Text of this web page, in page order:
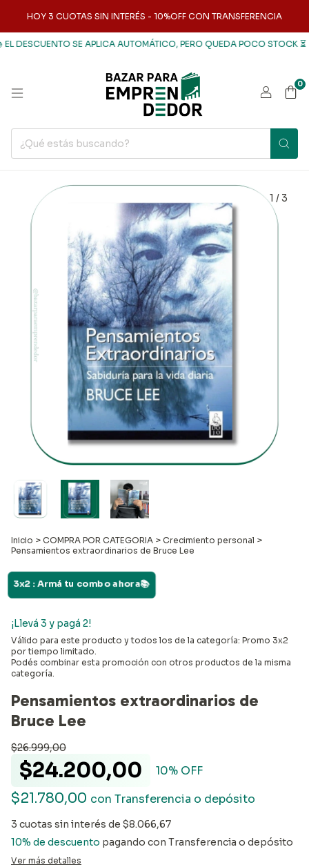
HOY 3 CUOTAS SIN INTERÉS - 10%OFF CON TRANSFERENCIA
SE APLICA AUTOMÁTICO, PERO QUEDA POCO STOCK ⏳
0
1 / 3
Inicio > COMPRA POR CATEGORIA > Crecimiento personal >
Pensamientos extraordinarios de Bruce Lee
3x2 : Armá tu combo ahora📚
¡Llevá 3 y pagá 2!
Válido para este producto y todos los de la categoría: Promo 3x2
por tiempo limitado.
Podés combinar esta promoción con otros productos de la misma
categoría.
Pensamientos extraordinarios de
Bruce Lee
$26.999,00
$24.200,00 10% OFF
$21.780,00 con Transferencia o depósito
3 cuotas sin interés de $8.066,67
10% de descuento pagando con Transferencia o depósito
Ver más detalles